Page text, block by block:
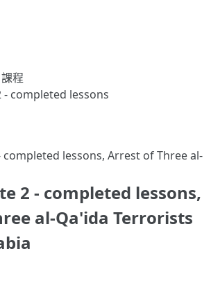
課程
completed lessons
2 - completed lessons,
al-Qa'ida Terrorists